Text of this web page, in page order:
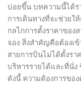
บ่อยขึ้น บทความนี้ได้ร
การเดินทางที่จะช่วย
กลไกการตั้งราคาของ
จอง สิ่งสำคัญคือต้องเ
สายการบินไม่ได้ตั้งร
บริหารรายได้และที่นั่ง
ดังนี้ ความต้องการขอ